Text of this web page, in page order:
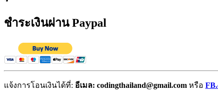
ชำระเงินผ่าน Paypal
แจ้งการโอนเงินได้ที่: อีเมล: codingthailand@gmail.com หรือ